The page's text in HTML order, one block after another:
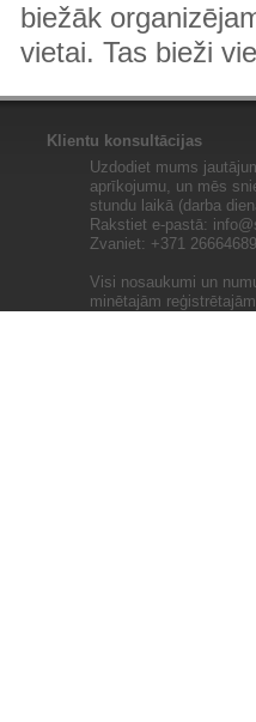
biežāk
vietai. Tas bieži
Klientu konsultācijas
Uzdodiet mums
aprīkojumu, un mēs
stundu laikā (darba
Rakstiet e-pastā:
Zvaniet: +371
Visi nosaukumi un
minētajām